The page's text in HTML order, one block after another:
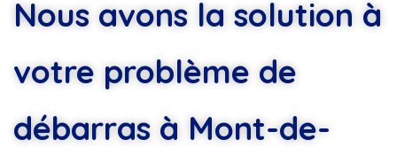
Nous avons la solution à
votre problème de
débarras à Mont-de-